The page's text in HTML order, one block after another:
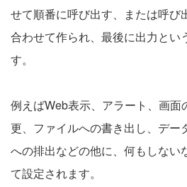
せて順番に呼び出す、または呼び
合わせて作られ、最後に出力とい
す。
例えばWeb表示、アラート、画面
更、ファイルへの書き出し、デー
への排出などの他に、何もしない
て設定されます。